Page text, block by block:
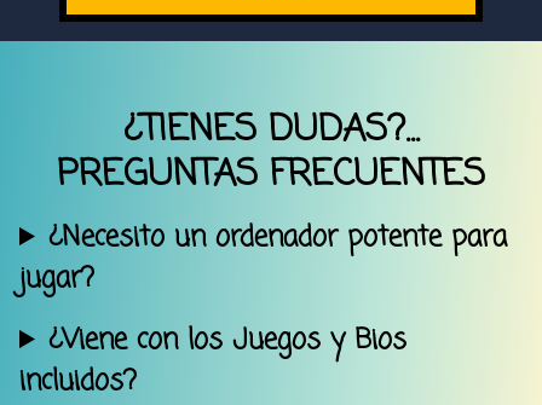
¿TIENES DUDAS?...
PREGUNTAS FRECUENTES
¿Necesito un ordenador potente para
jugar?
¿Viene con los Juegos y Bios
incluidos?